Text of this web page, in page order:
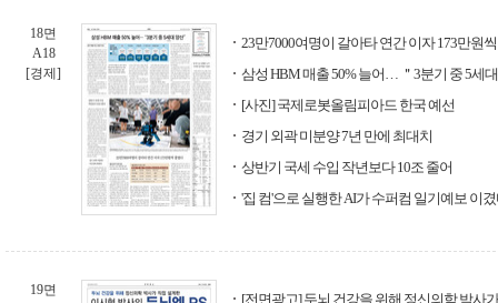
18면
A18
[경제]
23만7000여명이 갈아타 연간 이자 173만원
삼성 HBM 매출 50% 늘어… ＂3분기 중 5세
[사진] 국제로봇올림피아드 한국 예선
경기 외곽 미분양 7년 만에 최대치
상반기 국세 수입 작년보다 10조 줄어
'집 컴'으로 실행한 AI가 수퍼컴 일기예보 이
19면
[전면광고] 두뇌 건강을 위해 정신의학 박사